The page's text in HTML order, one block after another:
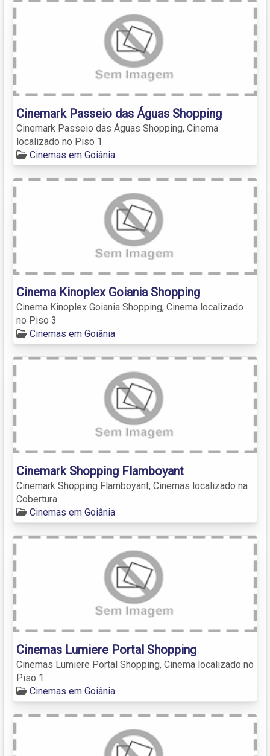
Cinemark Passeio das Águas Shopping
Cinemark Passeio das Águas Shopping, Cinema
localizado no Piso 1
Cinemas em Goiânia
Cinema Kinoplex Goiania Shopping
Cinema Kinoplex Goiania Shopping, Cinema localizado
no Piso 3
Cinemas em Goiânia
Cinemark Shopping Flamboyant
Cinemark Shopping Flamboyant, Cinemas localizado na
Cobertura
Cinemas em Goiânia
Cinemas Lumiere Portal Shopping
Cinemas Lumiere Portal Shopping, Cinema localizado no
Piso 1
Cinemas em Goiânia